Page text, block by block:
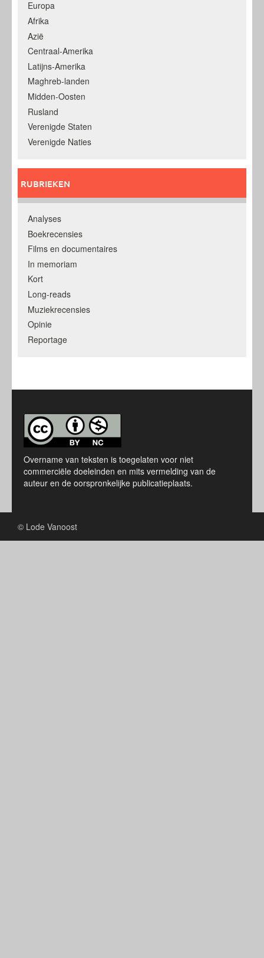
Europa
Afrika
Azië
Centraal-Amerika
Latijns-Amerika
Maghreb-landen
Midden-Oosten
Rusland
Verenigde Staten
Verenigde Naties
RUBRIEKEN
Analyses
Boekrecensies
Films en documentaires
In memoriam
Kort
Long-reads
Muziekrecensies
Opinie
Reportage
Overname van teksten is toegelaten voor niet
commerciële doeleinden en mits vermelding van de
auteur en de oorspronkelijke publicatieplaats.
© Lode Vanoost